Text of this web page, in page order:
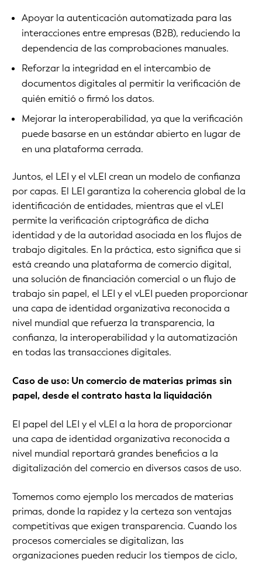
Apoyar la autenticación automatizada para las
interacciones entre empresas (B2B), reduciendo la
dependencia de las comprobaciones manuales.
Reforzar la integridad en el intercambio de
documentos digitales al permitir la verificación de
quién emitió o firmó los datos.
Mejorar la interoperabilidad, ya que la verificación
puede basarse en un estándar abierto en lugar de
en una plataforma cerrada.
Juntos, el LEI y el vLEI crean un modelo de confianza
por capas. El LEI garantiza la coherencia global de la
identificación de entidades, mientras que el vLEI
permite la verificación criptográfica de dicha
identidad y de la autoridad asociada en los flujos de
trabajo digitales. En la práctica, esto significa que si
está creando una plataforma de comercio digital,
una solución de financiación comercial o un flujo de
trabajo sin papel, el LEI y el vLEI pueden proporcionar
una capa de identidad organizativa reconocida a
nivel mundial que refuerza la transparencia, la
confianza, la interoperabilidad y la automatización
en todas las transacciones digitales.
Caso de uso: Un comercio de materias primas sin
papel, desde el contrato hasta la liquidación
El papel del LEI y el vLEI a la hora de proporcionar
una capa de identidad organizativa reconocida a
nivel mundial reportará grandes beneficios a la
digitalización del comercio en diversos casos de uso.
Tomemos como ejemplo los mercados de materias
primas, donde la rapidez y la certeza son ventajas
competitivas que exigen transparencia. Cuando los
procesos comerciales se digitalizan, las
organizaciones pueden reducir los tiempos de ciclo,